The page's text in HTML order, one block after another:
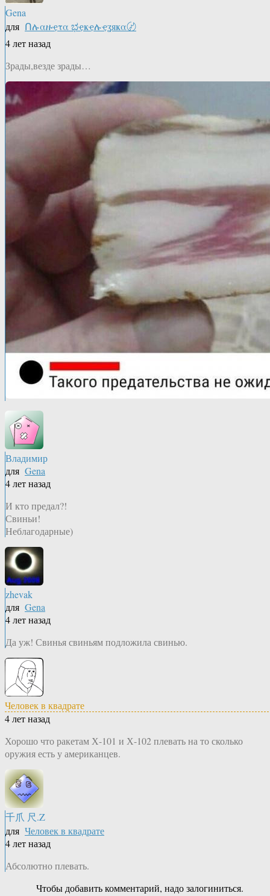
Gena
для Ոሉαዙҿτα ಭҿҝҿሉҿʓяҝα〄
4 лет назад
Зрады,везде зрады…
Владимир
для Gena
4 лет назад
И кто предал?!
Свиньи!
Неблагодарные)
zhevak
для Gena
4 лет назад
Да уж! Свинья свиньям подложила свинью.
Человек в квадрате
4 лет назад
Хорошо что ракетам Х-101 и Х-102 плевать на то сколько
оружия есть у американцев.
千爪 尺.Z
для Человек в квадрате
4 лет назад
Абсолютно плевать.
Чтобы добавить комментарий, надо залогиниться.